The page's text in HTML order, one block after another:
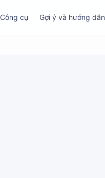
Công cụ Gợi ý và hướng dẫn